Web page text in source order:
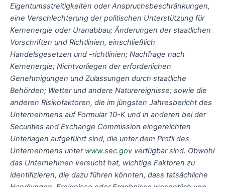
Eigentumsstreitigkeiten oder Anspruchsbeschränkungen,
eine Verschlechterung der politischen Unterstützung für
Kernenergie oder Uranabbau; Änderungen der staatlichen
Vorschriften und Richtlinien, einschließlich
Handelsgesetzen und -richtlinien; Nachfrage nach
Kernenergie; Nichtvorliegen der erforderlichen
Genehmigungen und Zulassungen durch staatliche
Behörden; Wetter und andere Naturereignisse; sowie die
anderen Risikofaktoren, die im jüngsten Jahresbericht des
Unternehmens auf Formular 10-K und in anderen bei der
Securities and Exchange Commission eingereichten
Unterlagen aufgeführt sind, die unter dem Profil des
Unternehmens unterwww.sec.gov verfügbar sind. Obwohl
das Unternehmen versucht hat, wichtige Faktoren zu
identifizieren, die dazu führen könnten, dass tatsächliche